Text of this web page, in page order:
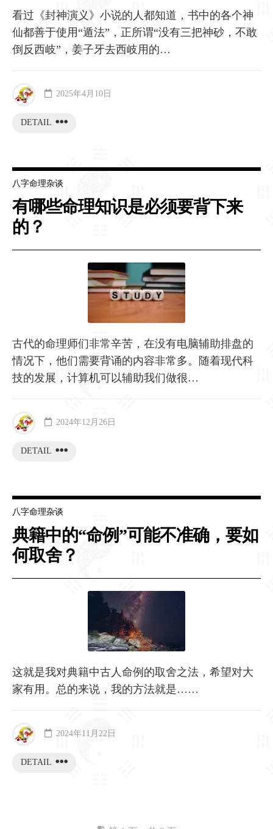
看过《封神演义》小说的人都知道，书中的各个神
仙都善于使用“遁法”，正所谓“没有三把神砂，不敢
倒反西岐”，姜子牙去西岐用的…
DETAIL
2025年4月10日
八字命理杂谈
有哪些命理知识是必须要背下来
的？
古代的命理师们非常辛苦，在没有电脑辅助排盘的
情况下，他们需要背诵的内容非常多。随着现代科
技的发展，计算机可以辅助我们做很…
DETAIL
2024年12月26日
八字命理杂谈
典籍中的“命例”可能不准确，要如
何取舍？
这就是我对典籍中古人命例的取舍之法，希望对大
家有用。总的来说，我的方法就是……
DETAIL
2024年11月22日